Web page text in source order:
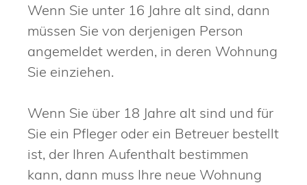
Wenn Sie unter 16 Jahre alt sind, dann
müssen Sie von derjenigen Person
angemeldet werden, in deren Wohnung
Sie einziehen.
Wenn Sie über 18 Jahre alt sind und für
Sie ein Pfleger oder ein Betreuer bestellt
ist, der Ihren Aufenthalt bestimmen
kann, dann muss Ihre neue Wohnung